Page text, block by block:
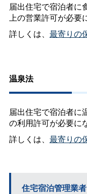
届出住宅で宿泊者に
上の営業許可が必要
詳しくは、 最寄りの
温泉法
届出住宅で宿泊者に
の利用許可が必要に
詳しくは、 最寄りの
住宅宿泊管理業